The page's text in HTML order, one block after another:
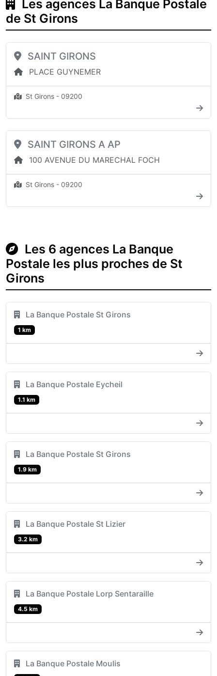
Les agences La Banque Postale
de St Girons
SAINT GIRONS
PLACE GUYNEMER
St Girons - 09200
SAINT GIRONS A AP
100 AVENUE DU MARECHAL FOCH
St Girons - 09200
Les 6 agences La Banque
Postale les plus proches de St
Girons
La Banque Postale St Girons
1 km
La Banque Postale Eycheil
1.1 km
La Banque Postale St Girons
1.9 km
La Banque Postale St Lizier
3.2 km
La Banque Postale Lorp Sentaraille
4.5 km
La Banque Postale Moulis